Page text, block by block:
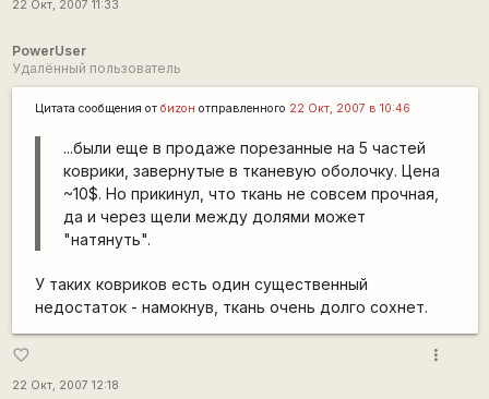
22 Окт, 2007 11:33
PowerUser
Удалённый пользователь
Цитата сообщения от биzон отправленного 22 Окт, 2007 в 10:46
...были еще в продаже порезанные на 5 частей
коврики, завернутые в тканевую оболочку. Цена
~10$. Но прикинул, что ткань не совсем прочная,
да и через щели между долями может
"натянуть".
У таких ковриков есть один существенный
недостаток - намокнув, ткань очень долго сохнет.
favorite_border
22 Окт, 2007 12:18
more_vert